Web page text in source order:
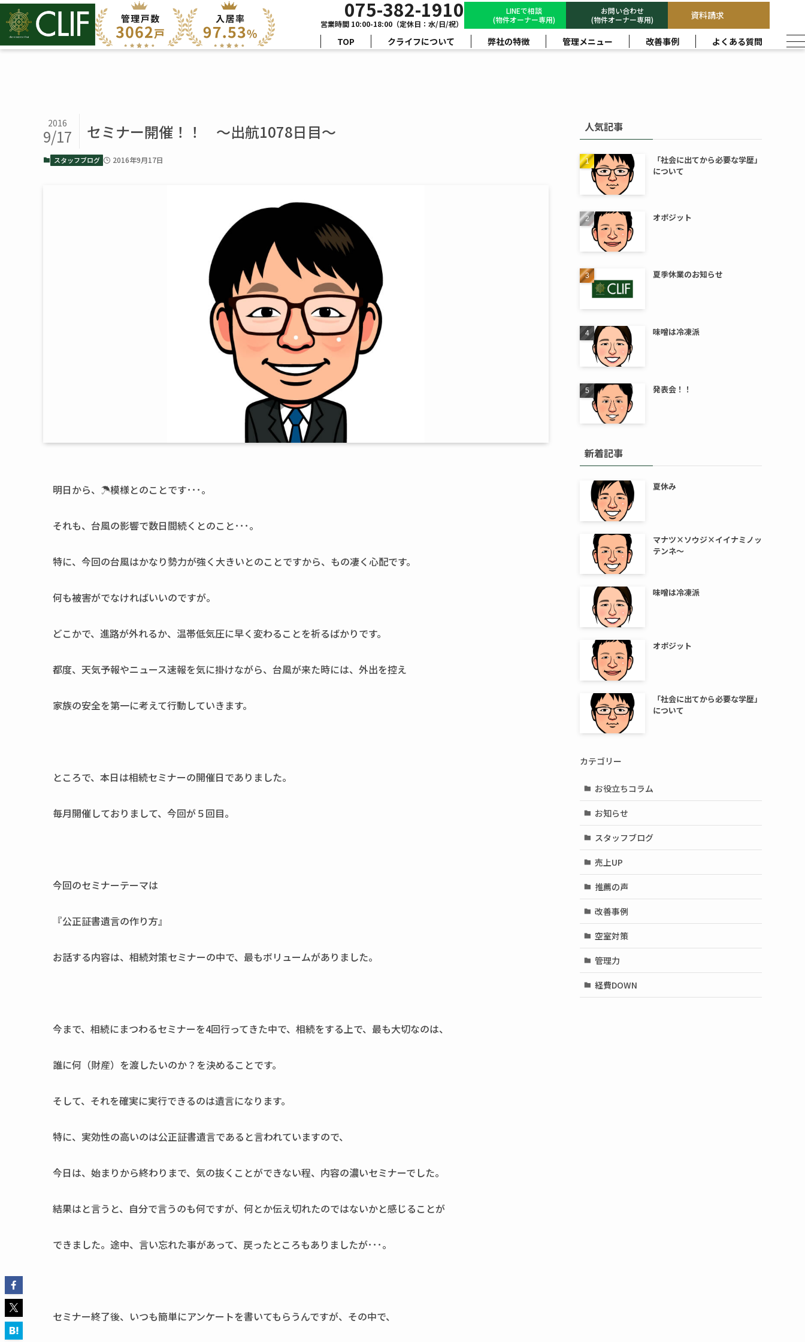
075-382-1910
営業時間 10:00-18:00（定休日：水/日/祝）
LINEで相談
(物件オーナー専用)
お問い合わせ
(物件オーナー専用)
資料請求
TOP クライフについて 弊社の特徴 管理メニュー 改善事例 よくある質問
セミナー開催！！ ～出航1078日目～
2016
9/17
スタッフブログ 2016年9月17日
明日から、☂模様とのことです･･･。
それも、台風の影響で数日間続くとのこと･･･。
特に、今回の台風はかなり勢力が強く大きいとのことですから、もの凄く心配です。
何も被害がでなければいいのですが。
どこかで、進路が外れるか、温帯低気圧に早く変わることを祈るばかりです。
都度、天気予報やニュース速報を気に掛けながら、台風が来た時には、外出を控え
家族の安全を第一に考えて行動していきます。
ところで、本日は相続セミナーの開催日でありました。
毎月開催しておりまして、今回が５回目。
今回のセミナーテーマは
『公正証書遺言の作り方』
お話する内容は、相続対策セミナーの中で、最もボリュームがありました。
今まで、相続にまつわるセミナーを4回行ってきた中で、相続をする上で、最も大切なのは、
誰に何（財産）を渡したいのか？を決めることです。
そして、それを確実に実行できるのは遺言になります。
特に、実効性の高いのは公正証書遺言であると言われていますので、
今日は、始まりから終わりまで、気の抜くことができない程、内容の濃いセミナーでした。
結果はと言うと、自分で言うのも何ですが、何とか伝え切れたのではないかと感じることが
できました。途中、言い忘れた事があって、戻ったところもありましたが･･･。
セミナー終了後、いつも簡単にアンケートを書いてもらうんですが、その中で、
人気記事
「社会に出てから必要な学歴」
について
オポジット
夏季休業のお知らせ
味噌は冷凍派
発表会！！
新着記事
夏休み
マナツ×ソウジ×イイナミノッ
テンネ～
味噌は冷凍派
オポジット
「社会に出てから必要な学歴」
について
カテゴリー
お役立ちコラム
お知らせ
スタッフブログ
売上UP
推薦の声
改善事例
空室対策
管理力
経費DOWN